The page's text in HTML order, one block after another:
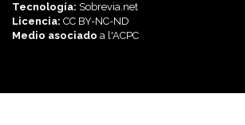
Tecnología: Sobrevia.net
Licencia: CC BY-NC-ND
Medio asociado a l'ACPC